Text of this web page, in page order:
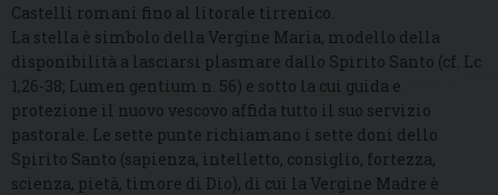
Castelli romani fino al litorale tirrenico.
La stella è simbolo della Vergine Maria, modello della
disponibilità a lasciarsi plasmare dallo Spirito Santo (cf. Lc
1,26-38; Lumen gentium n. 56) e sotto la cui guida e
protezione il nuovo vescovo affida tutto il suo servizio
pastorale. Le sette punte richiamano i sette doni dello
Spirito Santo (sapienza, intelletto, consiglio, fortezza,
scienza, pietà, timore di Dio), di cui la Vergine Madre è